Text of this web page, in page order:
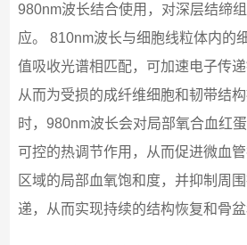
980nm波长结合使用，对深层结缔
应。 810nm波长与细胞线粒体内的
值吸收光谱相匹配，可加速电子传递
从而为受损的成纤维细胞和韧带结
时，980nm波长会对局部氧合血红
可控的热调节作用，从而促进微血
区域的局部血氧饱和度，并抑制周
递，从而实现持续的结构恢复和骨